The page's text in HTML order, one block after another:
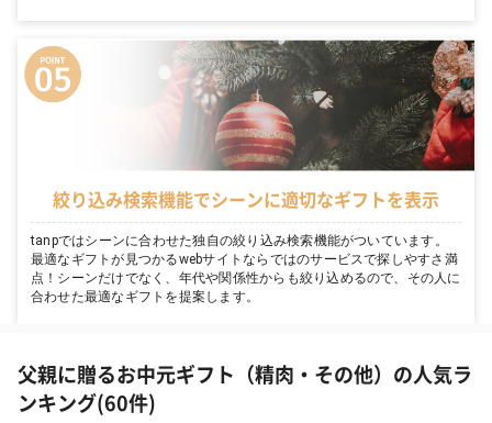
絞り込み検索機能でシーンに適切なギフトを表示
tanpではシーンに合わせた独自の絞り込み検索機能がついています。
最適なギフトが見つかるwebサイトならではのサービスで探しやすさ満
点！シーンだけでなく、年代や関係性からも絞り込めるので、その人に
合わせた最適なギフトを提案します。
父親に贈るお中元ギフト（精肉・その他）の人気ラ
ンキング(60件)